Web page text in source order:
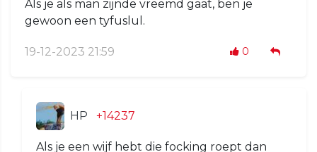
Als je als man zijnde vreemd gaat, ben je
gewoon een tyfuslul.
19-12-2023 21:59 0
HP +14237
Als je een wijf hebt die focking roept dan